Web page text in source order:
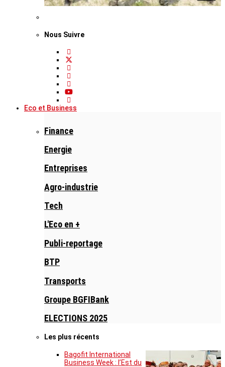
Nous Suivre
Eco et Business
Finance
Energie
Entreprises
Agro-industrie
Tech
L'Eco en +
Publi-reportage
BTP
Transports
Groupe BGFIBank
ELECTIONS 2025
Les plus récents
Bagofit International
Business Week : l’Est du